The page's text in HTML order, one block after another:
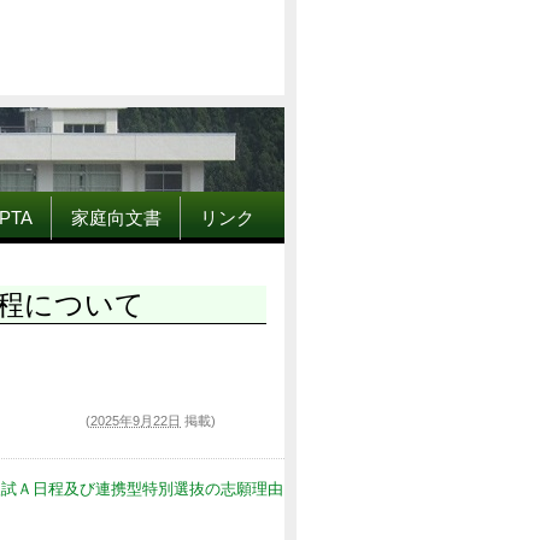
PTA 家庭向文書 リンク
について
(2025年9月22日 掲載)
Ａ日程及び連携型特別選抜の志願理由